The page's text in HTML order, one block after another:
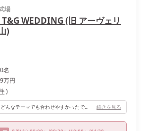
場
WEDDING (旧 アーヴェリ
)
名
万円
)
白で統一されていて、どんなテーマでも合わせやすかったです。 ガーデン入場が出来ること、憧れの階段からの入場が出来ることも決め手となりました！高砂はゲストと同じ目線で、ゲストとの距離が近くて良かったです。 続きを見る